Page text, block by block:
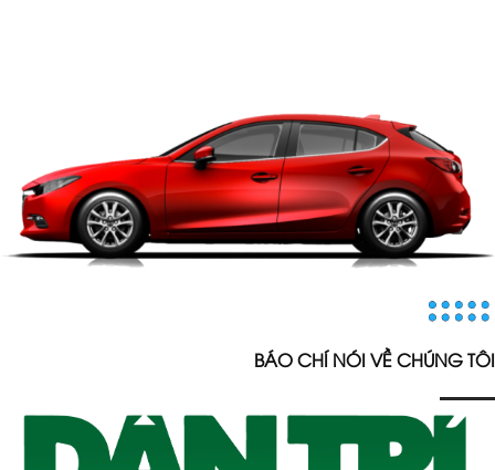
BÁO CHÍ NÓI VỀ CHÚNG TÔI